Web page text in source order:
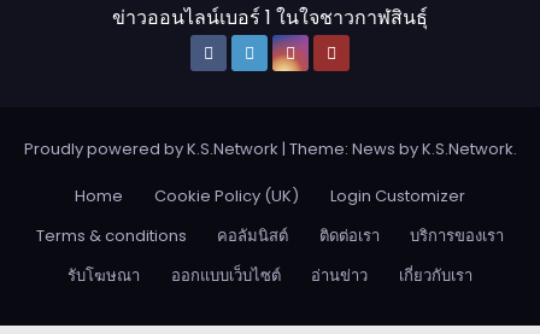
ข่าวออนไลน์เบอร์ 1 ในใจชาวกาฬสินธุ์
Proudly powered by K.S.Network | Theme: News byK.S.Network.
Home Cookie Policy (UK)
Login Customizer
Terms & conditions
คอลัมนิสต์ ติดต่อเรา
บริการของเรา
รับโฆษณา
ออกแบบเว็บไซต์ อ่านข่าว เกี่ยวกับเรา